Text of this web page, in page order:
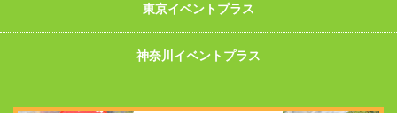
東京イベントプラス
神奈川イベントプラス